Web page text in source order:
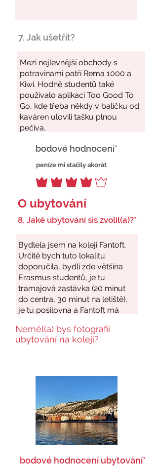
7. Jak ušetřit?
bodové hodnocení*
peníze mi stačily akorát
O ubytování
8. Jaké ubytování sis zvolil(a)?*
Neměl(a) bys fotografii
ubytování na koleji?
bodové hodnocení ubytování*